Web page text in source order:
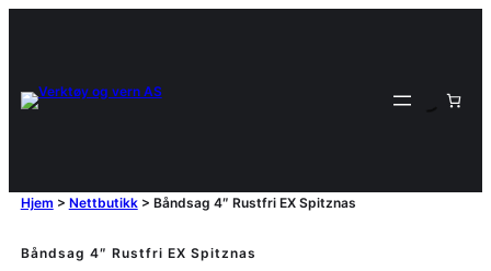
Hjem > Nettbutikk> Båndsag 4″ Rustfri EX Spitznas
Båndsag 4″ Rustfri EX Spitznas